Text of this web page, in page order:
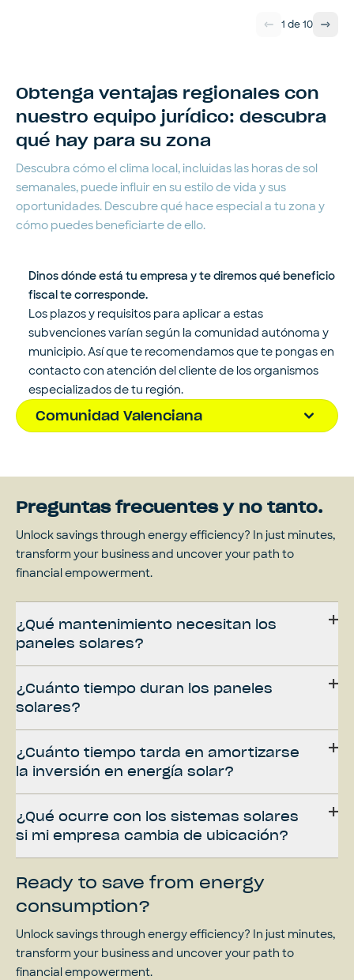
1 de10
Obtenga ventajas regionales con
nuestro equipo jurídico: descubra
qué hay para su zona
Descubra cómo el clima local, incluidas las horas de sol
semanales, puede influir en su estilo de vida y sus
oportunidades. Descubre qué hace especial a tu zona y
cómo puedes beneficiarte de ello.
Dinos dónde está tu empresa y te diremos qué beneficio
fiscal te corresponde.
Los plazos y requisitos para aplicar a estas
subvenciones varían según la comunidad autónoma y
municipio. Así que te recomendamos que te pongas en
contacto con atención del cliente de los organismos
especializados de tu región.
Comunidad Valenciana
Preguntas frecuentes y no tanto.
Unlock savings through energy efficiency? In just minutes,
transform your business and uncover your path to
financial empowerment.
¿Qué mantenimiento necesitan los
paneles solares?
¿Cuánto tiempo duran los paneles
solares?
¿Cuánto tiempo tarda en amortizarse
la inversión en energía solar?
¿Qué ocurre con los sistemas solares
si mi empresa cambia de ubicación?
Ready to save from energy
consumption?
Unlock savings through energy efficiency? In just minutes,
transform your business and uncover your path to
financial empowerment.